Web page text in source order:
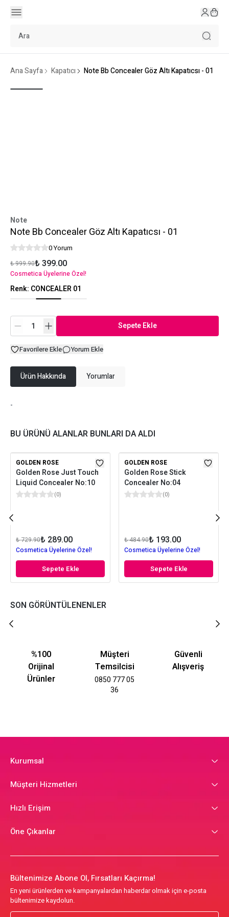
Ana Sayfa Kapatıcı Note Bb Concealer Göz Altı Kapatıcsı - 01
Note
Note Bb Concealer Göz Altı Kapatıcsı - 01
0 Yorum
₺ 999.90₺ 399.00
Cosmetica Üyelerine Özel!
Renk: CONCEALER 01
Sepete Ekle
Favorilere Ekle Yorum Ekle
Ürün Hakkında Yorumlar
-
BU ÜRÜNÜ ALANLAR BUNLARI DA ALDI
GOLDEN ROSE
Golden Rose Just Touch
Liquid Concealer No:10
(0)
₺ 729.90₺ 289.00
Cosmetica Üyelerine Özel!
Sepete Ekle
GOLDEN ROSE
Golden Rose Stick
Concealer No:04
(0)
₺ 484.90₺ 193.00
Cosmetica Üyelerine Özel!
Sepete Ekle
SON GÖRÜNTÜLENENLER
%100
Orijinal
Ürünler
Müşteri
Temsilcisi
0850 777 05
36
Güvenli
Alışveriş
Kurumsal
Müşteri Hizmetleri
Hızlı Erişim
Öne Çıkanlar
Bültenimize Abone Ol, Fırsatları Kaçırma!
En yeni ürünlerden ve kampanyalardan haberdar olmak için e-posta
bültenimize kaydolun.